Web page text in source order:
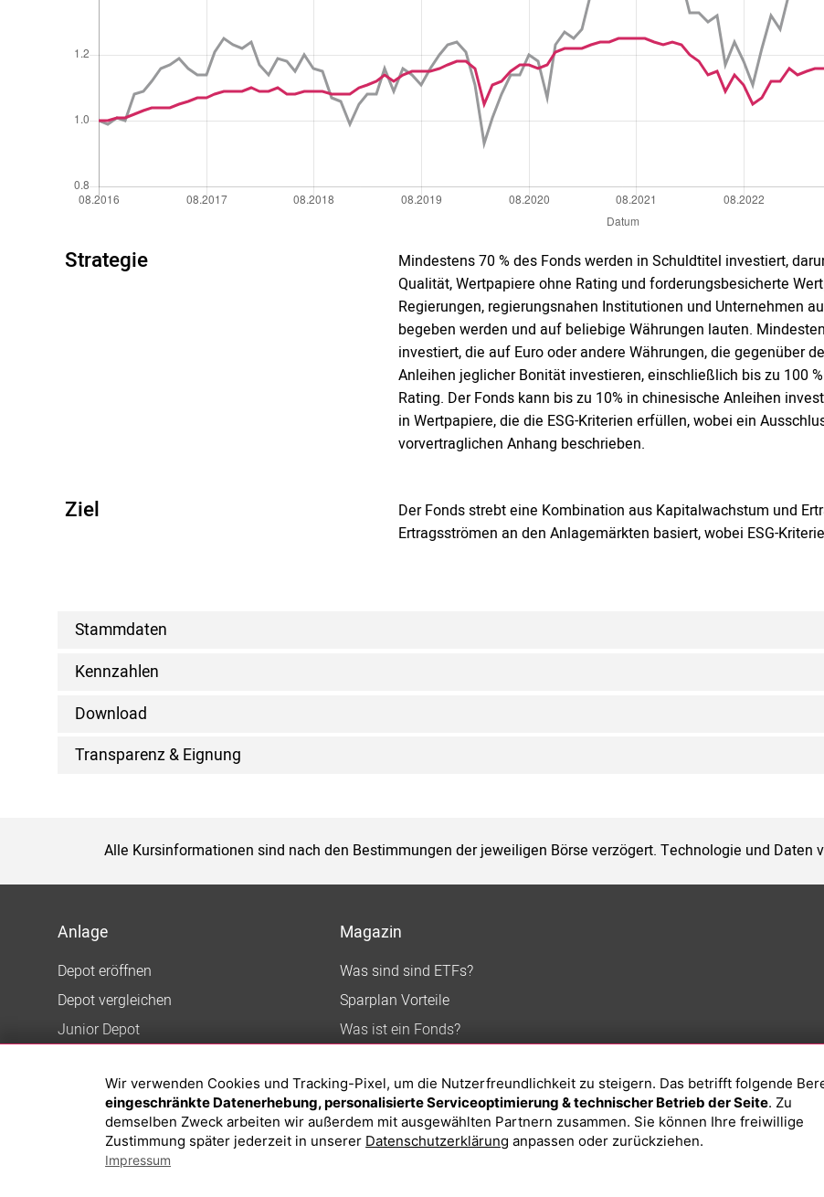
Strategie
Mindestens 70 % des Fonds werden in Schuldtitel investiert,
Qualität, Wertpapiere ohne Rating und forderungsbesicherte
Regierungen, regierungsnahen Institutionen und Unternehmen
begeben werden und auf beliebige Währungen lauten.
investiert, die auf Euro oder andere Währungen, die gegenüber
Anleihen jeglicher Bonität investieren, einschließlich bis zu 100
Rating. Der Fonds kann bis zu 10% in chinesische Anleihen
in Wertpapiere, die die ESG-Kriterien erfüllen, wobei ein
vorvertraglichen Anhang beschrieben.
Ziel
Der Fonds strebt eine Kombination aus Kapitalwachstum und
Ertragsströmen an den Anlagemärkten basiert, wobei ESG-
Stammdaten
Kennzahlen
Download
Transparenz & Eignung
Alle Kursinformationen sind nach den Bestimmungen der jeweiligen Börse verzögert. Technologie und Daten
Anlage
Depot eröffnen
Depot vergleichen
Junior Depot
Top-Fonds
Fonds-Suche
Magazin
Was sind sind ETFs?
Sparplan Vorteile
Was ist ein Fonds?
Wir verwenden Cookies und Tracking-Pixel, um die Nutzerfreundlichkeit zu steigern. Das betrifft folgende
eingeschränkte Datenerhebung, personalisierte Serviceoptimierung & technischer Betrieb der Seite. Zu
demselben Zweck arbeiten wir außerdem mit ausgewählten Partnern zusammen. Sie können Ihre freiwillige
Zustimmung später jederzeit in unserer Datenschutzerklärung anpassen oder zurückziehen.
Impressum